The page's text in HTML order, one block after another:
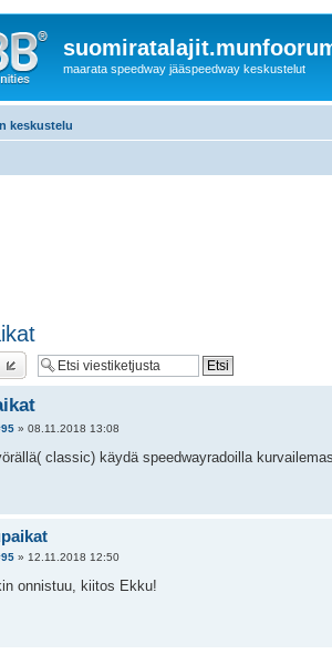
maarata speedway jääspeedway keskustelut
keskustelu
» 08.11.2018 13:08
classic) käydä speedwayradoilla
» 12.11.2018 12:50
onnistuu, kiitos Ekku!